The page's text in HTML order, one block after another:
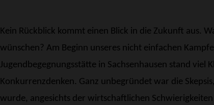
Kein Rückblick kommt einen Blick in die Zukunft aus.
wünschen? Am Beginn unseres nicht einfachen
Jugendbegegnungsstätte in Sachsenhausen stand viel
Konkurrenzdenken. Ganz unbegründet war die
wurde, angesichts der wirtschaftlichen